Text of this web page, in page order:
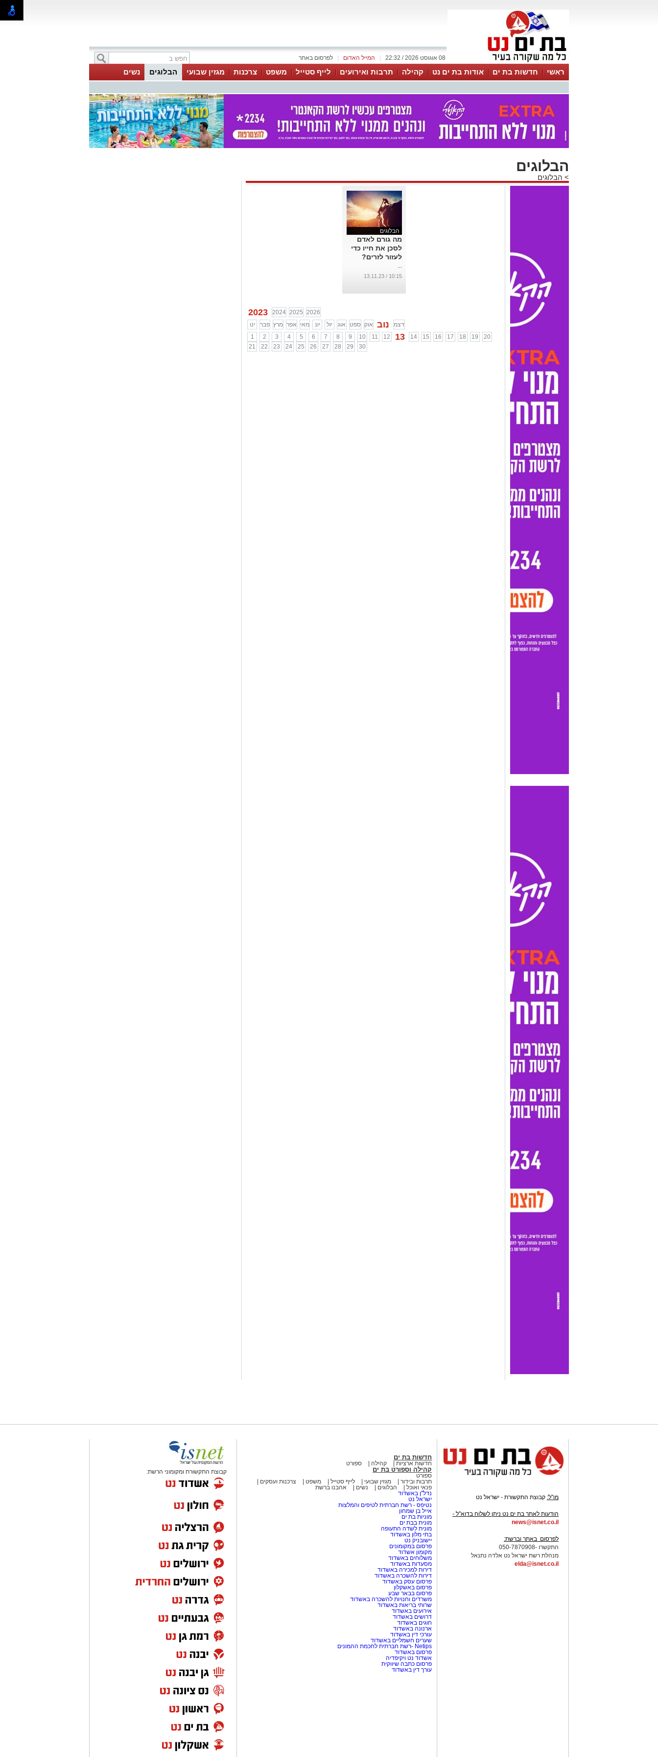
לפרסום באתר המייל האדום 08 אוגוסט 2026 / 22:32
ראשי חדשות בת ים אודות בת ים נט קהילה תרבות ואירועים לייף סטייל משפט צרכנות מגזין שבועי הבלוגים נשים
הבלוגים
> הבלוגים
הבלוגים
מה גורם לאדם
לסכן את חייו כדי
לעזור לזרים?
...
10:15 / 13.11.23
2023 2024 2025 2026
ינו
פבר מרץ אפר מאי יונ יול אוג ספט אוק נוב
דצמ
1
2 3 4 5 6 7 8 9 10 11 12 13 14 15 16 17 18 19
20
21
22 23 24 25 26 27 28 29 30
מו"ל: קבוצת התקשורת - ישראל נט
הודעות לאתר בת ים נט ניתן לשלוח בדוא"ל -
news@isnet.co.il
לפרסום באתר וברשת:
התקשרו -050-7870908
מנהלת רשת ישראל נט אלדה נתנאל
elda@isnet.co.il
חדשות בת ים
חדשות ארציות קהילה ספורט
קהילה וספורט בת ים
ספורט
תרבות ובידור
מגזין שבועי לייף סטייל משפט
צרכנות ועסקים
פנאי ואוכל
הבלוגים נשים
אהבנו ברשת
נדל"ן באשדוד
ישראל נט
נטיפס - רשת חברתית לטיפים והמלצות
אייל בן שמחון
מוניות בת ים
מונית בבת ים
מונית לשדה התעופה
בתי מלון באשדוד
יישובניק נט
פרסום במקומונים
מקומון אשדוד
משלוחים באשדוד
מסעדות באשדוד
דירות למכירה באשדוד
דירות להשכרה באשדוד
פרסום עסק באשדוד
פרסום באשקלון
פרסום בבאר שבע
משרדים וחנויות להשכרה באשדוד
שרותי בריאות באשדוד
אירועים באשדוד
דרושים באשדוד
חוגים באשדוד
ארנונה באשדוד
עורכי דין באשדוד
שערים חשמליים באשדוד
Netips -רשת חברתית לחכמת ההמונים
פרסום באשדוד
אשדוד נט ויקיפדיה
פרסום כתבה שיווקית
עורך דין באשדוד
קבוצת התקשורת ומקומוני הרשת: